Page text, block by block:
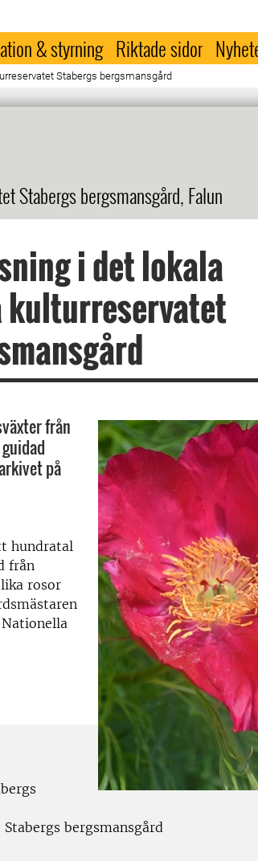
& styrning Riktade sidor
Stabergs bergsmansgård
Stabergs bergsmansgård, Falun
i det lokala
från
på
hundratal
från
rosor
bergsmansgård